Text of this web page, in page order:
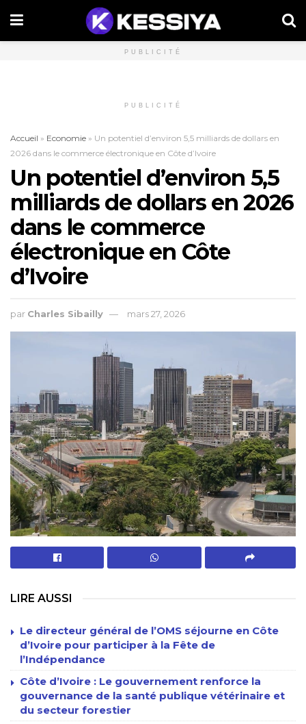
PUBLICITÉ
PUBLICITÉ
Accueil » Economie » Un potentiel d’environ 5,5 milliards de dollars en
2026 dans le commerce électronique en Côte d’Ivoire
Un potentiel d’environ 5,5
milliards de dollars en 2026
dans le commerce
électronique en Côte
d’Ivoire
par Charles Sibailly mars 27, 2026
LIRE AUSSI
Le directeur général de l’OMS séjourne en Côte
d’Ivoire pour participer à la Fête de
l’Indépendance
Côte d’Ivoire : Le gouvernement renforce la
gouvernance de la santé publique vétérinaire et
du secteur forestier